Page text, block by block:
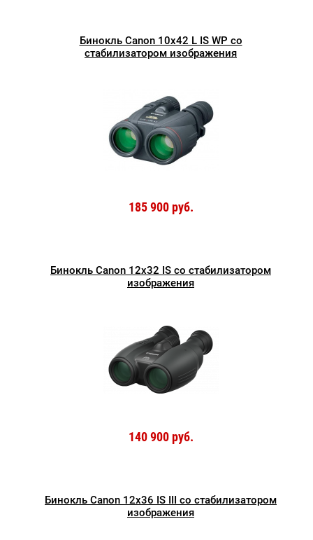
Бинокль Canon 10x42 L IS WP со
стабилизатором изображения
185 900 руб.
Бинокль Canon 12x32 IS со стабилизатором
изображения
140 900 руб.
Бинокль Canon 12x36 IS III со стабилизатором
изображения